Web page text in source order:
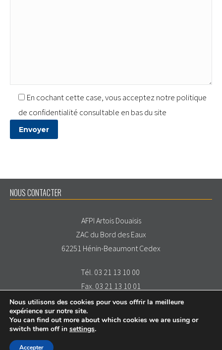
En cochant cette case, vous acceptez notre politique
de confidentialité consultable en bas du site
NOUS CONTACTER
AFPI Artois Douaisis
ZAC du Bord des Eaux
62251 Hénin-Beaumont Cedex
Tél. 03 21 13 10 00
Fax. 03 21 13 10 01
Nous utilisons des cookies pour vous offrir la meilleure
expérience sur notre site.
You can find out more about which cookies we are using or
switch them off in settings.
Accepter